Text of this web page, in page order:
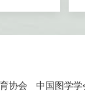
协会
中国图学